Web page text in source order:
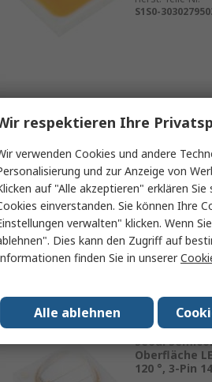
S1S0-
Nur noch
Oberfläche
°
RS Best.-Nr. 180-
Herst. Teile-Nr.
S1S0-
Nur noch
Seoul
Oberfläche
120 °, 3-Pin
respektieren Ihre
verwenden Cookies und andere
und zur Anzeige von
auf "Alle akzeptieren" erklären
einverstanden. Sie können Ihre
verwalten" klicken. Wenn
Dies kann den Zugriff auf
finden Sie in unserer
Alle ablehnen